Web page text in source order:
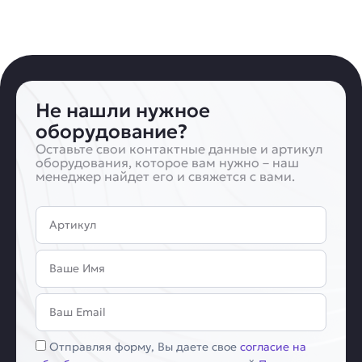
Не нашли нужное
оборудование?
Оставьте свои контактные данные и артикул
оборудования, которое вам нужно – наш
менеджер найдет его и свяжется с вами.
Артикул
Имя
Email
Соглашение
Отправляя форму, Вы даете свое согласие на